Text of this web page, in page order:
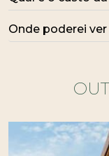
Onde poderei